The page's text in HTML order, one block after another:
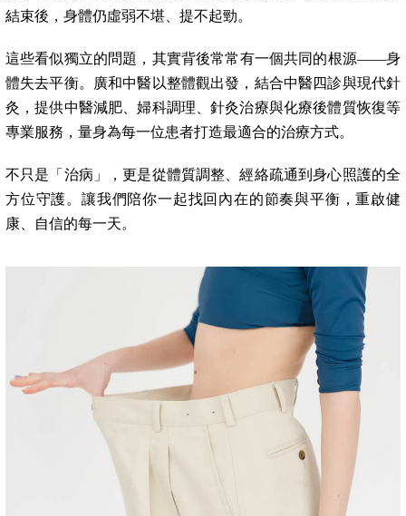
結束後，身體仍虛弱不堪、提不起勁。
這些看似獨立的問題，其實背後常常有一個共同的根源——身
體失去平衡。廣和中醫以整體觀出發，結合中醫四診與現代針
灸，提供中醫減肥、婦科調理、針灸治療與化療後體質恢復等
專業服務，量身為每一位患者打造最適合的治療方式。
不只是「治病」，更是從體質調整、經絡疏通到身心照護的全
方位守護。讓我們陪你一起找回內在的節奏與平衡，重啟健
康、自信的每一天。